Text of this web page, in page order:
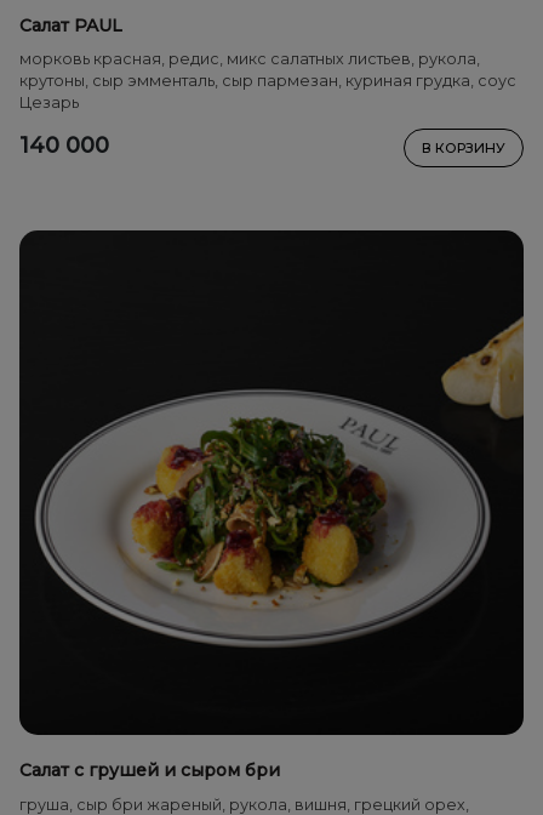
Салат PAUL
морковь красная, редис, микс салатных листьев, рукола,
крутоны, сыр эмменталь, сыр пармезан, куриная грудка, соус
Цезарь
140 000 В КОРЗИНУ
Салат с грушей и сыром бри
груша, сыр бри жареный, рукола, вишня, грецкий орех,